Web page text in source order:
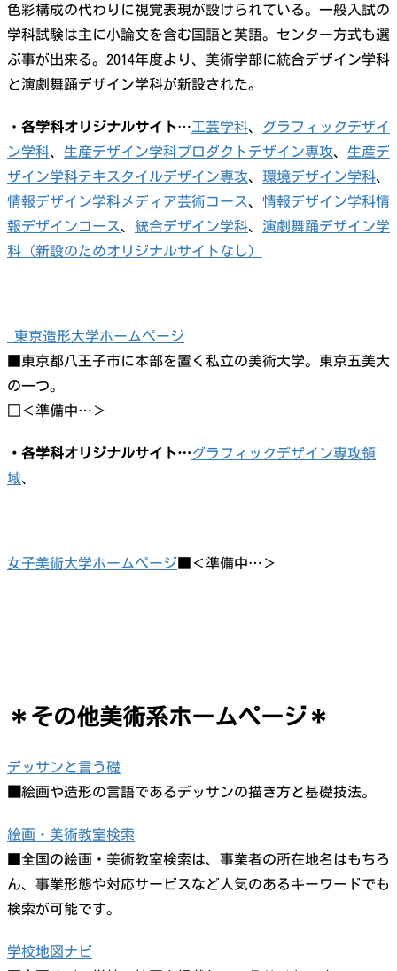
色彩構成の代わりに視覚表現が設けられている。一般入試の
学科試験は主に小論文を含む国語と英語。センター方式も選
ぶ事が出来る。2014年度より、美術学部に統合デザイン学科
と演劇舞踊デザイン学科が新設された。
・ 各学科オリジナルサイト…工芸学科、
グラフィックデザイ
ン学科、 生産デザイン学科プロダクトデザイン専攻、 生産デ
ザイン学科テキスタイルデザイン専攻、 環境デザイン学科、
情報デザイン学科メディア芸術コース、 情報デザイン学科情
報デザインコース、 統合デザイン学科、 演劇舞踊デザイン学
科（新設のためオリジナルサイトなし）
東京造形大学ホームページ
■東京都八王子市に本部を置く私立の美術大学。東京五美大
の一つ。
□＜準備中…＞
・各学科オリジナルサイト…グラフィックデザイン専攻領
域、
女子美術大学ホームページ ■＜準備中…＞
＊その他美術系ホームページ＊
デッサンと言う礎
絵画や造形の言語であるデッサンの描き方と基礎技法。
絵画・美術教室検索
■全国の絵画・美術教室検索は、事業者の所在地名はもちろ
ん、事業形態や対応サービスなど人気のあるキーワードでも
検索が可能です。
学校地図ナビ